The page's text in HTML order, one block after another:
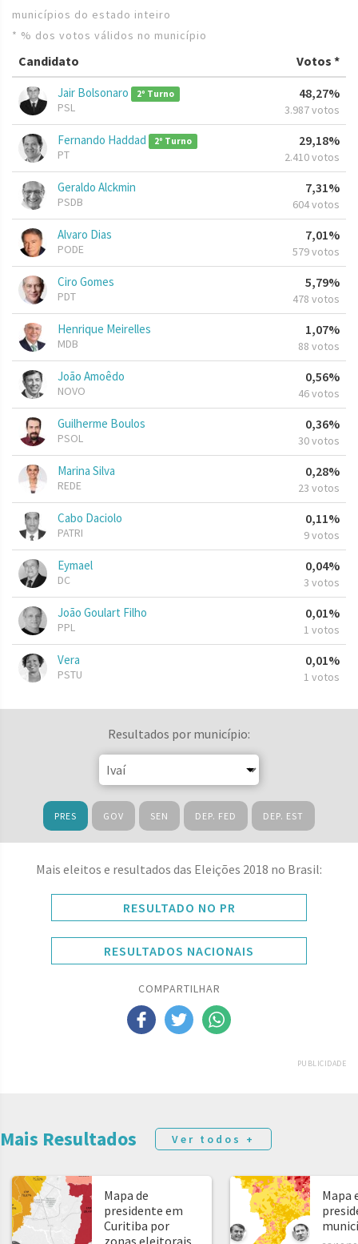
municípios do estado inteiro
* % dos votos válidos no município
Candidato Votos *
Jair Bolsonaro 2º Turno
PSL
48,27%
3.987 votos
Fernando Haddad 2º Turno
PT
29,18%
2.410 votos
Geraldo Alckmin
PSDB
7,31%
604 votos
Alvaro Dias
PODE
7,01%
579 votos
Ciro Gomes
PDT
5,79%
478 votos
Henrique Meirelles
MDB
1,07%
88 votos
João Amoêdo
NOVO
0,56%
46 votos
Guilherme Boulos
PSOL
0,36%
30 votos
Marina Silva
REDE
0,28%
23 votos
Cabo Daciolo
PATRI
0,11%
9 votos
Eymael
DC
0,04%
3 votos
João Goulart Filho
PPL
0,01%
1 votos
Vera
PSTU
0,01%
1 votos
Resultados por município:
PRES GOV SEN DEP. FED DEP. EST
Mais eleitos e resultados das Eleições 2018 no Brasil:
RESULTADO NO PR
RESULTADOS NACIONAIS
COMPARTILHAR
PUBLICIDADE
Mais Resultados Ver todos +
Mapa de
presidente em
Curitiba por
Mapa